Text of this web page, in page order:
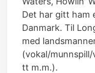
Det har gitt ham
Danmark. Til
med
(vokal/
tt m.m.).